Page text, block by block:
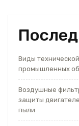
Виды
промышленных
Воздушные
защиты
пыли